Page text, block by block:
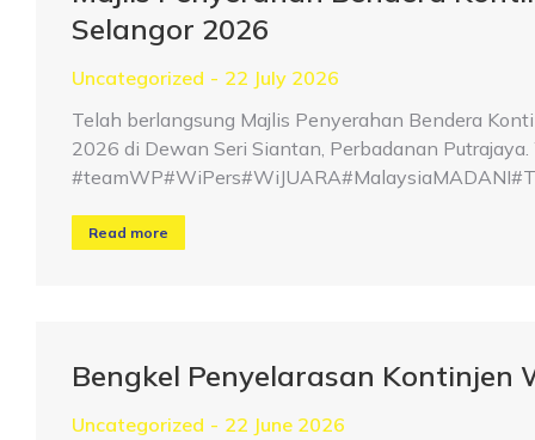
Selangor 2026
Uncategorized
22 July 2026
Telah berlangsung Majlis Penyerahan Bendera
2026 di Dewan Seri Siantan, Perbadanan Putrajaya.
Read more
Bengkel Penyelarasan Kontinjen
Uncategorized
22 June 2026